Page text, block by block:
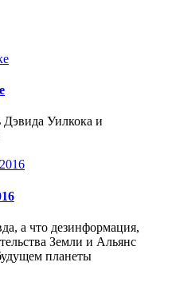
Уилкока и
а что дезинформация,
Земли и Альянс
планеты